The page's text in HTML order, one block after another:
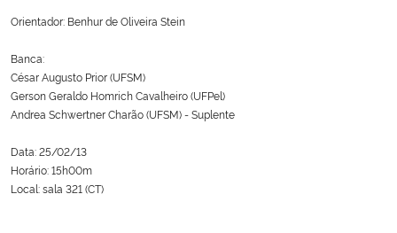
Ministério da Mulher, da Família e dos Direitos Humanos
Secretaria de Governo
Orientador: Benhur de Oliveira Stein
Banca:
César Augusto Prior (UFSM)
Gerson Geraldo Homrich Cavalheiro (UFPel)
Andrea Schwertner Charão (UFSM) - Suplente
Data: 25/02/13
Horário: 15h00m
Local: sala 321 (CT)